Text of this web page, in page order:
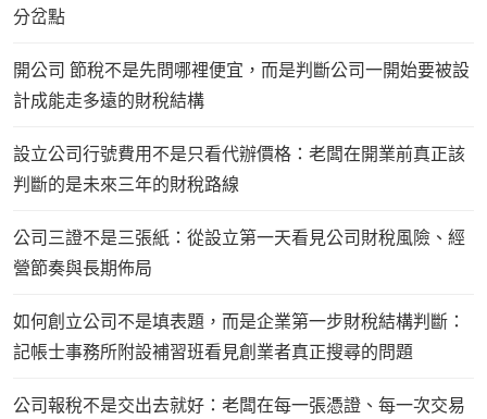
分岔點
開公司 節稅不是先問哪裡便宜，而是判斷公司一開始要被設
計成能走多遠的財稅結構
設立公司行號費用不是只看代辦價格：老闆在開業前真正該
判斷的是未來三年的財稅路線
公司三證不是三張紙：從設立第一天看見公司財稅風險、經
營節奏與長期佈局
如何創立公司不是填表題，而是企業第一步財稅結構判斷：
記帳士事務所附設補習班看見創業者真正搜尋的問題
公司報稅不是交出去就好：老闆在每一張憑證、每一次交易